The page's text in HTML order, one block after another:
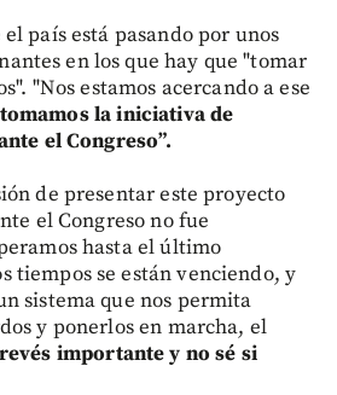
país está pasando por unos
en los que hay que "tomar
"Nos estamos acercando a ese
tomamos la iniciativa de
el Congreso”.
de presentar este proyecto
el Congreso no fue
hasta el último
tiempos se están venciendo, y
sistema que nos permita
y ponerlos en marcha, el
importante y no sé si